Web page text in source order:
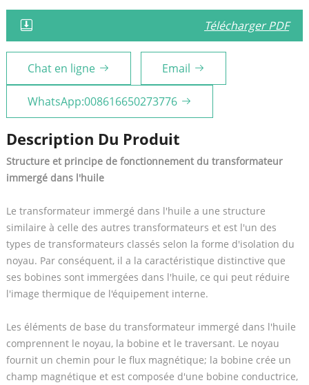
Télécharger PDF
Chat en ligne Email
WhatsApp:008616650273776
Description Du Produit
Structure et principe de fonctionnement du transformateur
immergé dans l'huile
Le transformateur immergé dans l'huile a une structure
similaire à celle des autres transformateurs et est l'un des
types de transformateurs classés selon la forme d'isolation du
noyau. Par conséquent, il a la caractéristique distinctive que
ses bobines sont immergées dans l'huile, ce qui peut réduire
l'image thermique de l'équipement interne.
Les éléments de base du transformateur immergé dans l'huile
comprennent le noyau, la bobine et le traversant. Le noyau
fournit un chemin pour le flux magnétique; la bobine crée un
champ magnétique et est composée d'une bobine conductrice,